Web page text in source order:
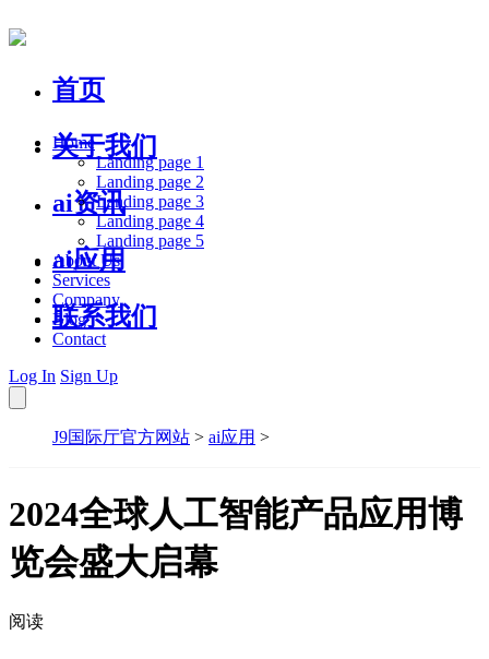
首页
关于我们
ai资讯
ai应用
联系我们
Home
Landing page 1
Landing page 2
Landing page 3
Landing page 4
Landing page 5
About Us
Services
Company
Blog
Contact
Log In Sign Up
J9国际厅官方网站 > ai应用 >
2024全球人工智能产品应用博
览会盛大启幕
阅读